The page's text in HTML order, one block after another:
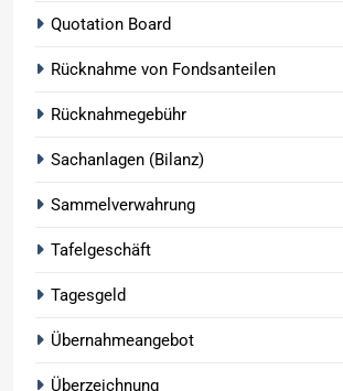
Quotation Board
Rücknahme von Fondsanteilen
Rücknahmegebühr
Sachanlagen (Bilanz)
Sammelverwahrung
Tafelgeschäft
Tagesgeld
Übernahmeangebot
Überzeichnung